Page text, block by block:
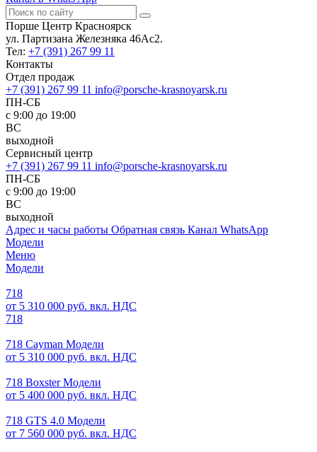
Порше Центр Красноярск
ул. Партизана Железняка 46Ас2.
Тел: +7 (391) 267 99 11
Контакты
Отдел продаж
+7 (391) 267 99 11 info@porsche-krasnoyarsk.ru
ПН-СБ
c 9:00 до 19:00
ВС
выходной
Сервисный центр
+7 (391) 267 99 11 info@porsche-krasnoyarsk.ru
ПН-СБ
с 9:00 до 19:00
ВС
выходной
Адрес и часы работы Обратная связь Канал WhatsApp
Модели
Меню
Модели
718
от 5 310 000 руб. вкл. НДС
718
718 Cayman Модели
от 5 310 000 руб. вкл. НДС
718 Boxster Модели
от 5 400 000 руб. вкл. НДС
718 GTS 4.0 Модели
от 7 560 000 руб. вкл. НДС